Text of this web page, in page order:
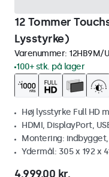
12 Tommer
Lysstyrke)
Varenummer: 12HB9M/
100+ stk. på lager
Høj lysstyrke Full HD
HDMI, DisplayPort,
Montering:
Ydermål: 305 x 192 x
4.999,00 kr.